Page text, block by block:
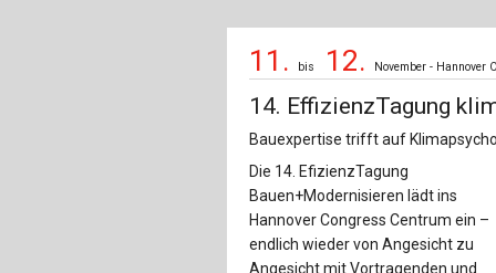
Aktuell erschienen
Erscheint in Kürze
Fachkonferenz
Symposium
11. bis 12. November - Hannover
14. EffizienzTagung
Bauexpertise trifft auf
Die 14. EfizienzTagung
Bauen+Modernisieren lädt ins
Hannover Congress Centrum ein –
endlich wieder von Angesicht zu
Angesicht mit Vortragenden und